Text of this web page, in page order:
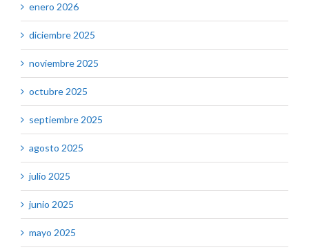
enero 2026
diciembre 2025
noviembre 2025
octubre 2025
septiembre 2025
agosto 2025
julio 2025
junio 2025
mayo 2025